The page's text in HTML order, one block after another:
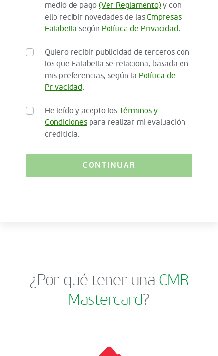
medio de pago (Ver Reglamento) y con
ello recibir novedades de las Empresas
Falabella según Política de Privacidad.
Quiero recibir publicidad de terceros con
los que Falabella se relaciona, basada en
mis preferencias, según la Política de
Privacidad.
He leído y acepto los Términos y
Condiciones para realizar mi evaluación
crediticia.
CONTINUAR
¿Por qué tener una CMR
Mastercard?